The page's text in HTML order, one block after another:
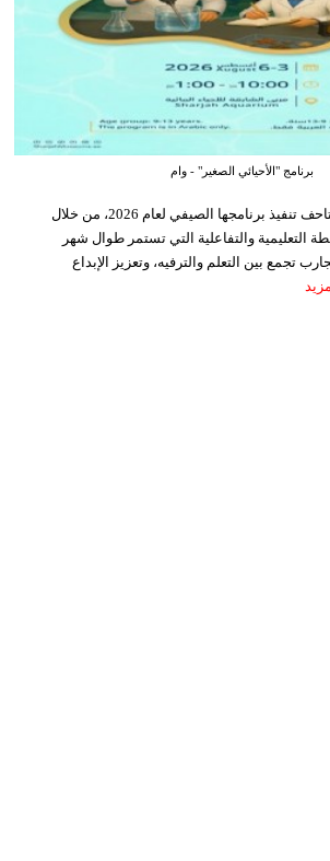
برنامج "الأحيائي الصغير" - وام
تواصل هيئة الشارقة للمتاحف تنفيذ برنامجها الصيفي لعام 2026، من خلال
التعليمية والتفاعلية التي تستمر طوال شهر
تجمع بين التعلم والترفيه، وتعزيز الإبداع